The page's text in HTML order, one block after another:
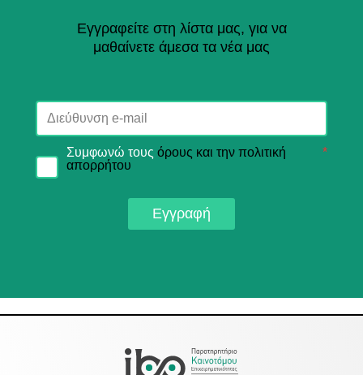
Εγγραφείτε στη λίστα μας, για να
μαθαίνετε άμεσα τα νέα μας
Συμφωνώ τους όρους και την πολιτική
απορρήτου
*
Εγγραφή